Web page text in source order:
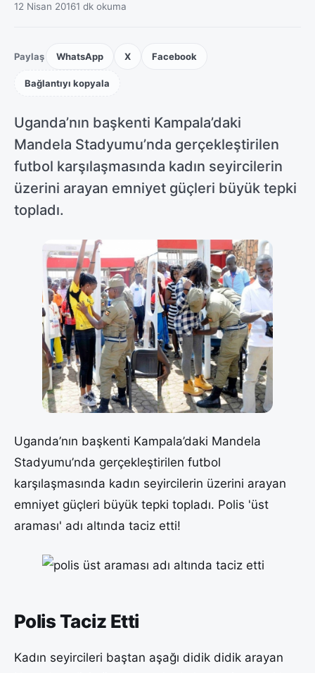
12 Nisan 20161 dk okuma
Paylaş WhatsApp X Facebook
Bağlantıyı kopyala
Uganda’nın başkenti Kampala’daki
Mandela Stadyumu’nda gerçekleştirilen
futbol karşılaşmasında kadın seyircilerin
üzerini arayan emniyet güçleri büyük tepki
topladı.
Uganda’nın başkenti Kampala’daki Mandela
Stadyumu’nda gerçekleştirilen futbol
karşılaşmasında kadın seyircilerin üzerini arayan
emniyet güçleri büyük tepki topladı. Polis 'üst
araması' adı altında taciz etti!
Polis Taciz Etti
Kadın seyircileri baştan aşağı didik didik arayan